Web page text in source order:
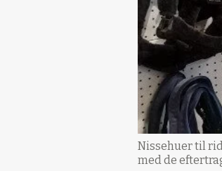
Nissehuer til
med de